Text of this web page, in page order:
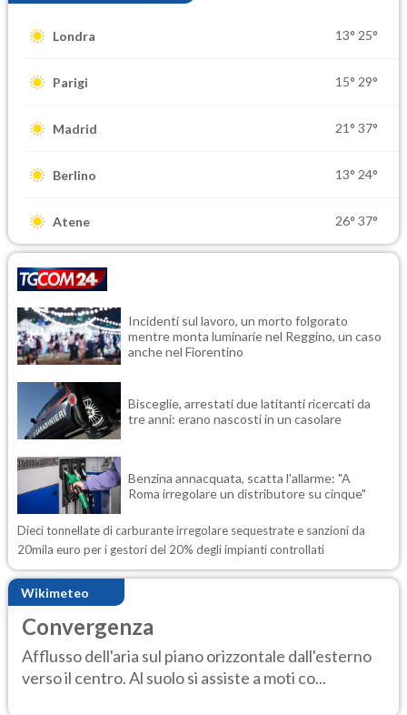
Londra 13° 25°
Parigi 15° 29°
Madrid 21° 37°
Berlino 13° 24°
Atene 26° 37°
Incidenti sul lavoro, un morto folgorato
mentre monta luminarie nel Reggino, un caso
anche nel Fiorentino
Bisceglie, arrestati due latitanti ricercati da
tre anni: erano nascosti in un casolare
Benzina annacquata, scatta l'allarme: "A
Roma irregolare un distributore su cinque"
Dieci tonnellate di carburante irregolare sequestrate e sanzioni da
20mila euro per i gestori del 20% degli impianti controllati
Wikimeteo
Convergenza
Afflusso dell'aria sul piano orizzontale dall'esterno
verso il centro. Al suolo si assiste a moti co...